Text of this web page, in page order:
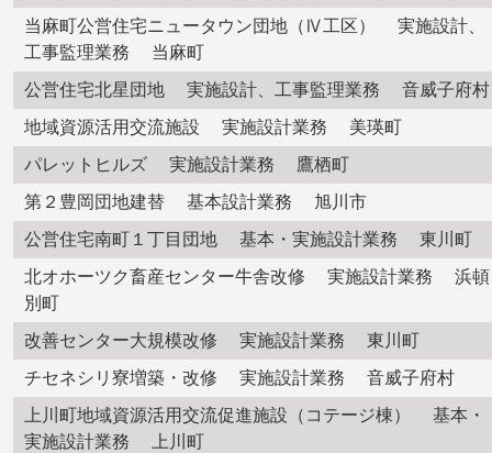
当麻町公営住宅ニュータウン団地（Ⅳ工区） 実施設計、
工事監理業務 当麻町
公営住宅北星団地 実施設計、工事監理業務 音威子府村
地域資源活用交流施設 実施設計業務 美瑛町
パレットヒルズ 実施設計業務 鷹栖町
第２豊岡団地建替 基本設計業務 旭川市
公営住宅南町１丁目団地 基本・実施設計業務 東川町
北オホーツク畜産センター牛舎改修 実施設計業務 浜頓
別町
改善センター大規模改修 実施設計業務 東川町
チセネシリ寮増築・改修 実施設計業務 音威子府村
上川町地域資源活用交流促進施設（コテージ棟） 基本・
実施設計業務 上川町